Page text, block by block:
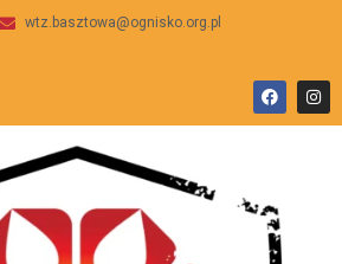
wtz.basztowa@ognisko.org.pl